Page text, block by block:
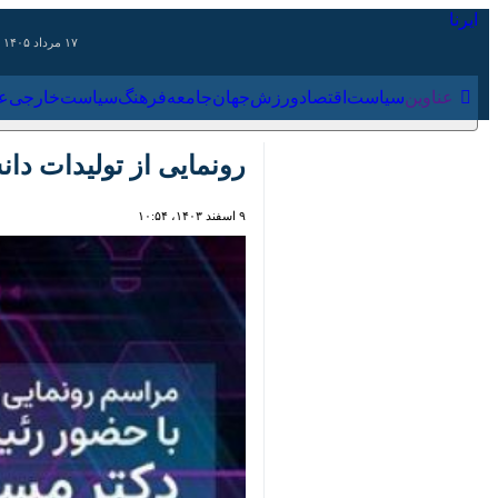
عناوین‌ سیاست اقتصاد ورزش جهان جامعه فرهنگ
رونمایی از تولیدات